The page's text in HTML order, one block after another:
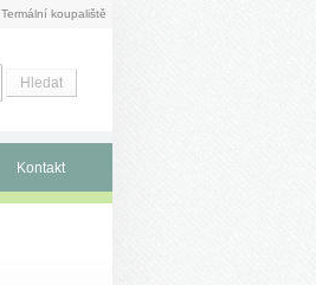
Termální koupaliště
Kontakt